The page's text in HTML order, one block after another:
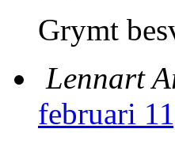
Grymt
Lennart
februari